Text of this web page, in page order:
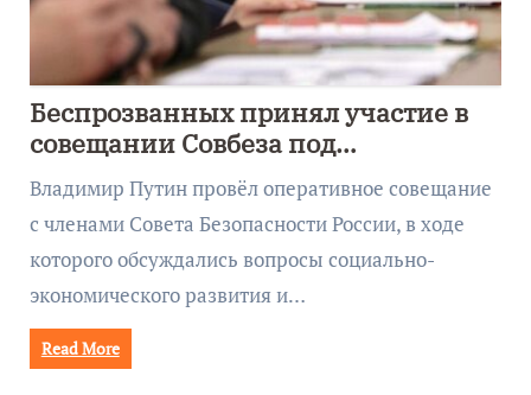
Беспрозванных принял участие в
совещании Совбеза под
руководством Путина
Владимир Путин провёл оперативное совещание
с членами Совета Безопасности России, в ходе
которого обсуждались вопросы социально-
экономического развития и…
Read More